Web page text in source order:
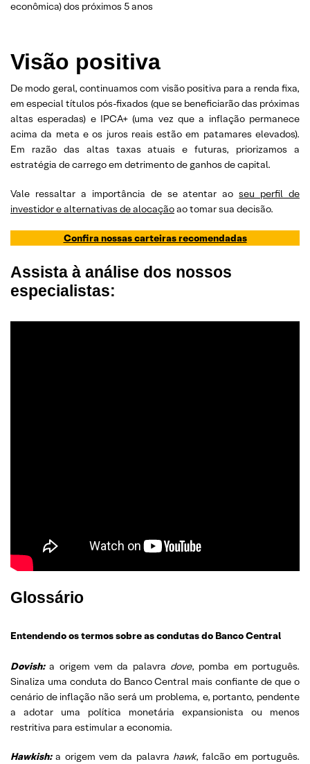
econômica) dos próximos 5 anos
Visão positiva
De modo geral, continuamos com visão positiva para a renda fixa,
em especial títulos pós-fixados (que se beneficiarão das próximas
altas esperadas) e IPCA+ (uma vez que a inflação permanece
acima da meta e os juros reais estão em patamares elevados).
Em razão das altas taxas atuais e futuras, priorizamos a
estratégia de carrego em detrimento de ganhos de capital.
Vale ressaltar a importância de se atentar aoseu perfil de
investidor e alternativas de alocaçãoao tomar sua decisão.
Confira nossas carteiras recomendadas
Assista à análise dos nossos
especialistas:
Glossário
Entendendo os termos sobre as condutas do Banco Central
Dovish:a origem vem da palavra dove, pomba em português.
Sinaliza uma conduta do Banco Central mais confiante de que o
cenário de inflação não será um problema, e, portanto, pendente
a adotar uma política monetária expansionista ou menos
restritiva para estimular a economia.
Hawkish:a origem vem da palavra hawk, falcão em português.